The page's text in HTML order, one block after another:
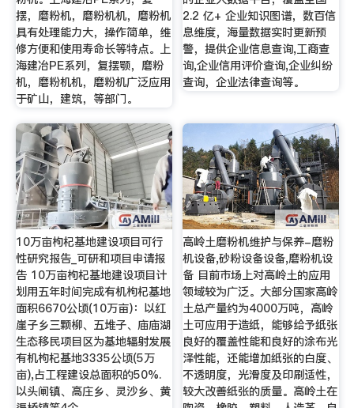
摆，磨粉机，磨粉机机，磨粉机
具有处理能力大，操作简单，维
修方便和使用寿命长等特点。上
海建冶PE系列，复摆颚，磨粉
机，磨粉机机，磨粉机广泛应用
于矿山，建筑，等部门。
2.2 亿+ 企业知识图谱，数百信
息维度，海量数据实时更新预
警，提供企业信息查询,工商查
询,企业信用评价查询,企业纠纷
查询，企业法律查询等。
10万亩枸杞基地建设项目可行
性研究报告_可研和项目申请报
告 10万亩枸杞基地建设项目计
划用五年时间完成有机枸杞基地
面积6670公顷(10万亩)：以红
崖子乡三颗柳、五堆子、庙庙湖
生态移民项目区为基地辐射发展
有机枸杞基地3335公顷(5万
亩),占工程建设总面积的50%.
以头闸镇、高庄乡、灵沙乡、黄
高岭土磨粉机维护与保养-磨粉
机设备,砂粉设备设备,磨粉机设
备 目前市场上对高岭土的应用
领域较为广泛。大部分国家高岭
土总产量约为4000万吨，高岭
土可应用于造纸，能够给予纸张
良好的覆盖性能和良好的涂布光
泽性能，还能增加纸张的白度、
不透明度，光滑度及印刷适性，
较大改善纸张的质量。高岭土在